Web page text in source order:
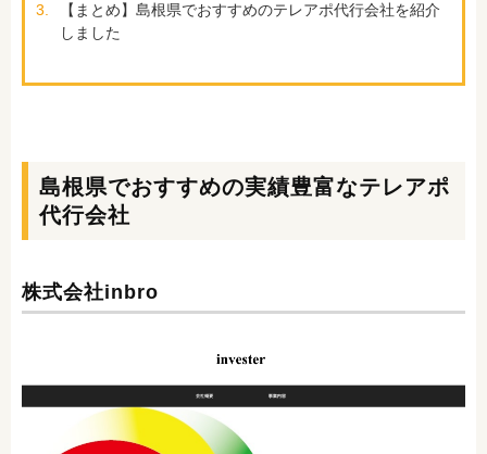
3.
【まとめ】島根県でおすすめのテレアポ代行会社を紹介
しました
島根県でおすすめの実績豊富なテレアポ
代行会社
株式会社inbro